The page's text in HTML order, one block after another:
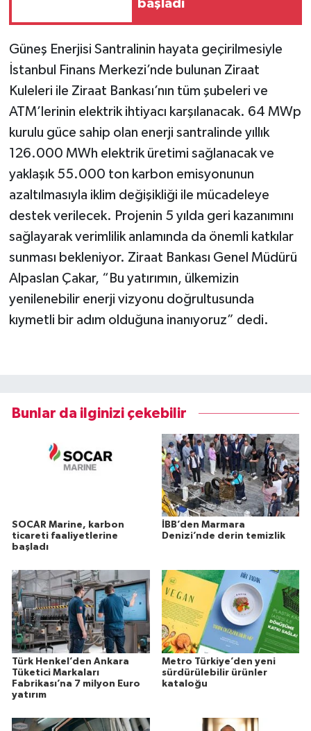
başladı
Güneş Enerjisi Santralinin hayata geçirilmesiyle
İstanbul Finans Merkezi’nde bulunan Ziraat
Kuleleri ile Ziraat Bankası’nın tüm şubeleri ve
ATM’lerinin elektrik ihtiyacı karşılanacak. 64 MWp
kurulu güce sahip olan enerji santralinde yıllık
126.000 MWh elektrik üretimi sağlanacak ve
yaklaşık 55.000 ton karbon emisyonunun
azaltılmasıyla iklim değişikliği ile mücadeleye
destek verilecek. Projenin 5 yılda geri kazanımını
sağlayarak verimlilik anlamında da önemli katkılar
sunması bekleniyor. Ziraat Bankası Genel Müdürü
Alpaslan Çakar, “Bu yatırımın, ülkemizin
yenilenebilir enerji vizyonu doğrultusunda
kıymetli bir adım olduğuna inanıyoruz” dedi.
Bunlar da ilginizi çekebilir
SOCAR Marine, karbon
ticareti faaliyetlerine
başladı
İBB’den Marmara
Denizi’nde derin temizlik
Türk Henkel’den Ankara
Tüketici Markaları
Fabrikası’na 7 milyon Euro
yatırım
Metro Türkiye’den yeni
sürdürülebilir ürünler
kataloğu